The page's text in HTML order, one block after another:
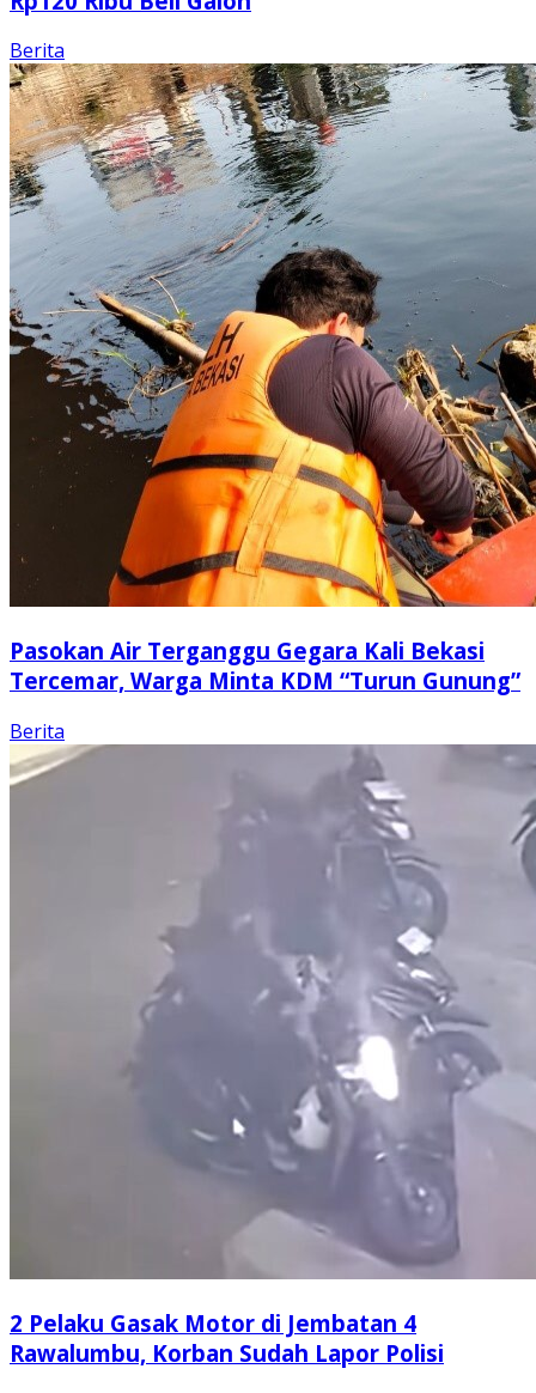
Berita
Pasokan Air Terganggu Gegara Kali Bekasi
Tercemar, Warga Minta KDM “Turun Gunung”
Berita
2 Pelaku Gasak Motor di Jembatan 4
Rawalumbu, Korban Sudah Lapor Polisi